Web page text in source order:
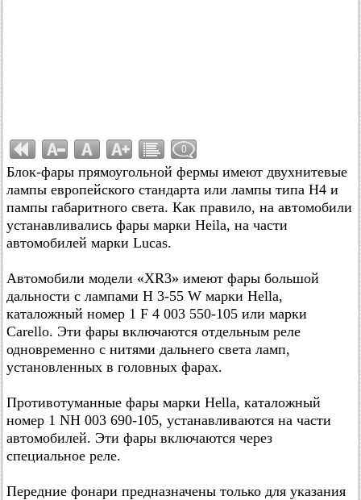
0
Блок-фары прямоугольной фермы имеют двухнитевые
лампы европейского стандарта или лампы типа Н4 и
пампы габаритного света. Как правило, на автомобили
устанавливались фары марки Heila, на части
автомобилей марки Lucas.
Автомобили модели «XR3» имеют фары большой
дальности с лампами Н 3-55 W марки Hella,
каталожный номер 1 F 4 003 550-105 или марки
Carello. Эти фары включаются отдельным реле
одновременно с нитями дальнего света ламп,
установленных в головных фарах.
Противотуманные фары марки Hella, каталожный
номер 1 NH 003 690-105, устанавливаются на части
автомобилей. Эти фары включаются через
специальное реле.
Передние фонари предназначены только для указания